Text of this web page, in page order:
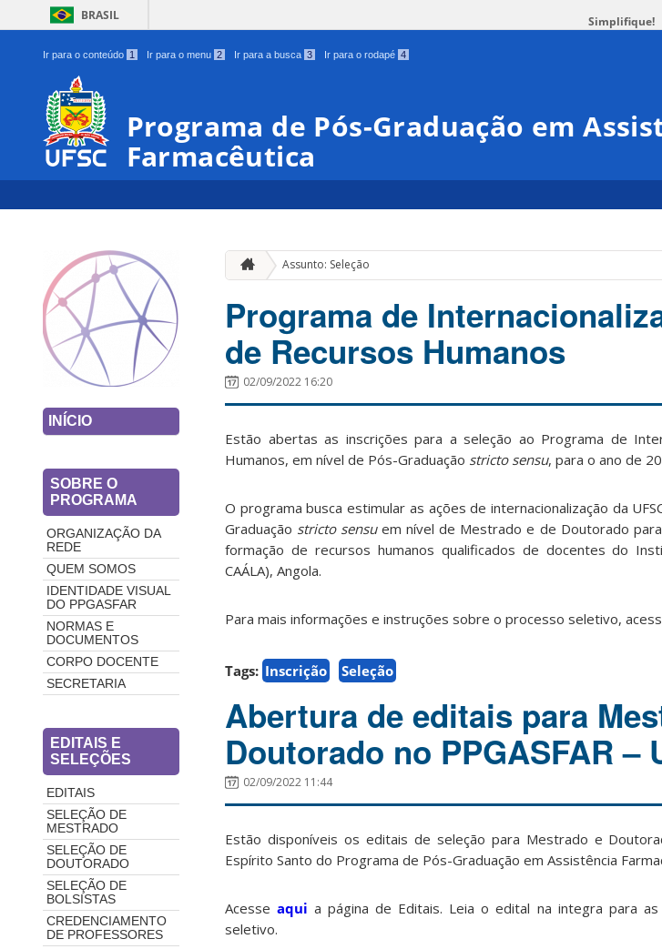
BRASIL Simplifique!
Ir para o conteúdo 1 Ir para o menu 2 Ir para a busca 3 Ir para o rodapé 4
Programa de Pós-Graduação em
Farmacêutica
INÍCIO
SOBRE O
PROGRAMA
ORGANIZAÇÃO DA
REDE
QUEM SOMOS
IDENTIDADE VISUAL
DO PPGASFAR
NORMAS E
DOCUMENTOS
CORPO DOCENTE
SECRETARIA
EDITAIS E
SELEÇÕES
EDITAIS
SELEÇÃO DE
MESTRADO
SELEÇÃO DE
DOUTORADO
SELEÇÃO DE
BOLSISTAS
CREDENCIAMENTO
DE PROFESSORES
Assunto: Seleção
Programa de
de Recursos Humanos
02/09/2022 16:20
Estão abertas as inscrições para a seleção ao Programa de
Humanos, em nível de Pós-Graduação stricto sensu, para o ano de
O programa busca estimular as ações de internacionalização da
Graduação stricto sensuem nível de Mestrado e de Doutorado
formação de recursos humanos qualificados de docentes do
CAÁLA), Angola.
Para mais informações e instruções sobre o processo seletivo,
Tags: Inscrição Seleção
Abertura de editais para
Doutorado no PPGASFAR –
02/09/2022 11:44
Estão disponíveis os editais de seleção para Mestrado e
Espírito Santo do Programa de Pós-Graduação em Assistência
Acesseaqui a página de Editais. Leia o edital na integra para
seletivo.